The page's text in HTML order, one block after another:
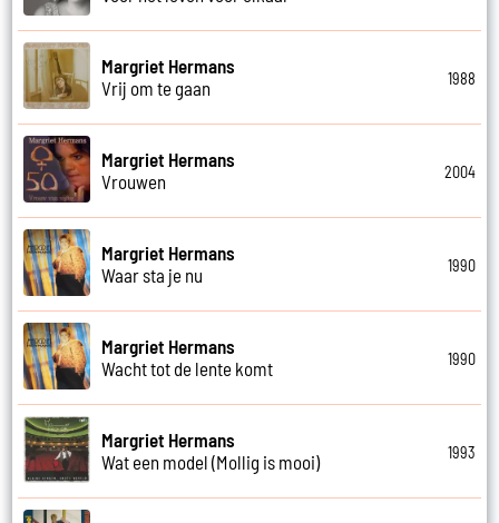
Margriet Hermans
Vrij om te gaan
1988
Margriet Hermans
Vrouwen
2004
Margriet Hermans
Waar sta je nu
1990
Margriet Hermans
Wacht tot de lente komt
1990
Margriet Hermans
Wat een model (Mollig is mooi)
1993